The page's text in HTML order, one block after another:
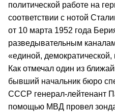
политической работе на
соответствии с нотой
от 10 марта 1952 года
разведывательным
«единой,
Как отмечал один из
бывший начальник бюро
СССР генерал-лейтенант
помощью МВД провел